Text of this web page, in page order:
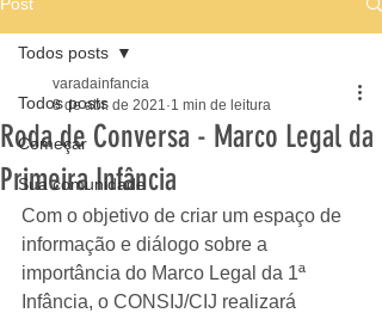
Todos posts
Começar
Sua comunidade
Todos posts
Roda de Conversa - Marco Legal da
Primeira Infância
varadainfancia
8 de abr. de 2021 1 min de leitura
Com o objetivo de criar um espaço de
informação e diálogo sobre a
importância do Marco Legal da 1ª
Infância, o CONSIJ/CIJ realizará